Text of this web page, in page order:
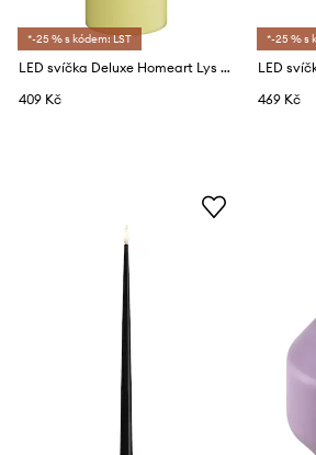
*-25 % s kódem: LST
LED svíčka Deluxe Homeart Lys Gul Bloklys 5 x 15 cm
409 Kč
*-25 % s
469 Kč